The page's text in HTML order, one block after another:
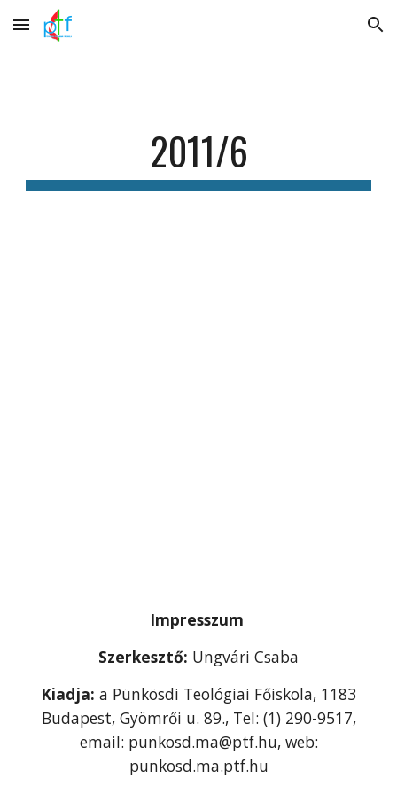
Skip to main content Skip to navigation
2011/6
Impresszum
Szerkesztő: Ungvári Csaba
Kiadja: a Pünkösdi Teológiai Főiskola, 1183
Budapest, Gyömrői u. 89., Tel: (1) 290-9517,
email: punkosd.ma@ptf.hu, web:
punkosd.ma.ptf.hu